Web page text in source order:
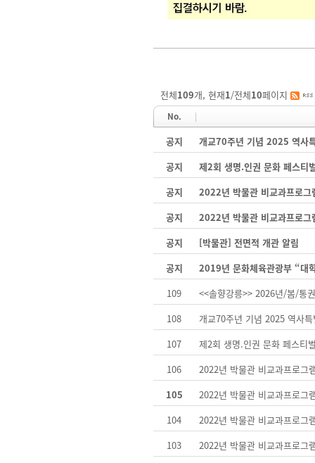
전체109개, 현재1/전체10페이지
No.
공지
개교70주년 기념 2025 역사
공지
제2회 생명.인권 문화 페스티
공지
2022년 박물관 비교과프로
공지
2022년 박물관 비교과프로
공지
[박물관] 전면적 개관 알림
공지
2019년 문화체육관광부 “대
109
<<솔향강릉>> 2026년/봄/통
108
개교70주년 기념 2025 역사
107
제2회 생명.인권 문화 페스티
106
2022년 박물관 비교과프로
105
2022년 박물관 비교과프로
104
2022년 박물관 비교과프로
103
2022년 박물관 비교과프로